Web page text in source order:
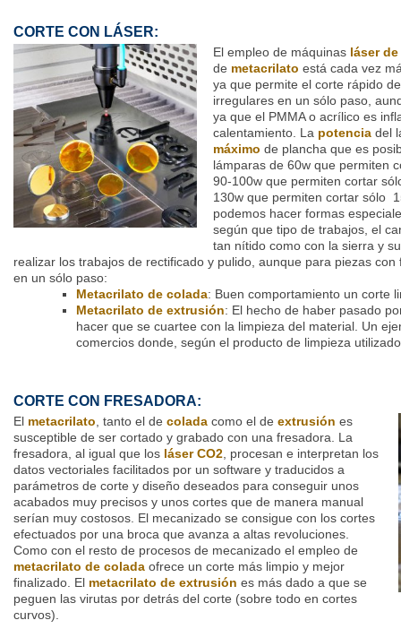
CORTE CON LÁSER:
El empleo de máquinas láser de
de metacrilato está cada vez
ya que permite el corte rápido
irregulares en un sólo paso,
ya que el PMMA o acrílico es
calentamiento. La potenciadel
máximo de plancha que es
lámparas de 60w que permiten
90-100w que permiten cortar
130w que permiten cortar sólo
podemos hacer formas
según que tipo de trabajos, el
tan nítido como con la sierra y
realizar los trabajos de rectificado y pulido, aunque para piezas
en un sólo paso:
Metacrilato de colada: Buen comportamiento un corte
Metacrilato de extrusión: El hecho de haber pasado
hacer que se cuartee con la limpieza del material. Un
comercios donde, según el producto de limpieza
CORTE CON FRESADORA:
El metacrilato , tanto el de colada como el de extrusión es
susceptible de ser cortado y grabado con una fresadora. La
fresadora, al igual que los láser CO2 , procesan e interpretan los
datos vectoriales facilitados por un software y traducidos a
parámetros de corte y diseño deseados para conseguir unos
acabados muy precisos y unos cortes que de manera manual
serían muy costosos. El mecanizado se consigue con los cortes
efectuados por una broca que avanza a altas revoluciones.
Como con el resto de procesos de mecanizado el empleo de
metacrilato de colada ofrece un corte más limpio y mejor
finalizado. El metacrilato de extrusión es más dado a que se
peguen las virutas por detrás del corte (sobre todo en cortes
curvos).